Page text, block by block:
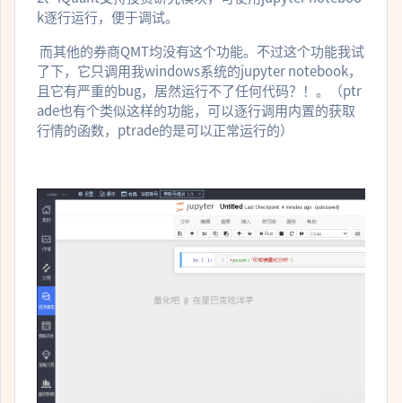
k逐行运行，便于调试。
而其他的券商QMT均没有这个功能。不过这个功能我试
了下，它只调用我windows系统的jupyter notebook，
且它有严重的bug，居然运行不了任何代码？！。（ptr
ade也有个类似这样的功能，可以逐行调用内置的获取
行情的函数，ptrade的是可以正常运行的）